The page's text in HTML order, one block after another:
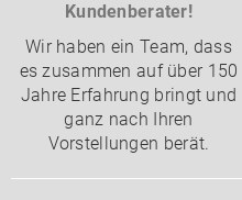
Kundenberater!
Wir haben ein Team, dass
es zusammen auf über 150
Jahre Erfahrung bringt und
ganz nach Ihren
Vorstellungen berät.